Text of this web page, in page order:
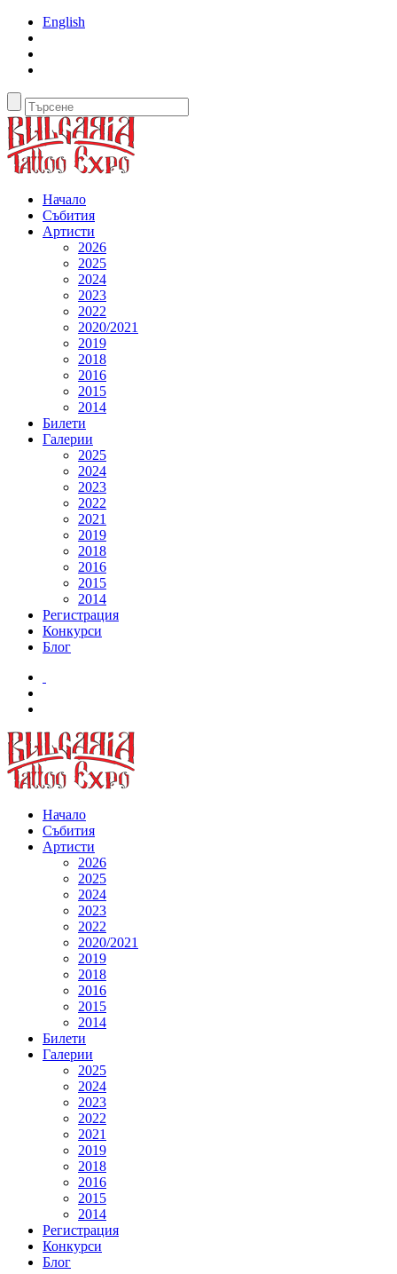
English
Начало
Събития
Артисти
2026
2025
2024
2023
2022
2020/2021
2019
2018
2016
2015
2014
Билети
Галерии
2025
2024
2023
2022
2021
2019
2018
2016
2015
2014
Регистрация
Конкурси
Блог
Начало
Събития
Артисти
2026
2025
2024
2023
2022
2020/2021
2019
2018
2016
2015
2014
Билети
Галерии
2025
2024
2023
2022
2021
2019
2018
2016
2015
2014
Регистрация
Конкурси
Блог